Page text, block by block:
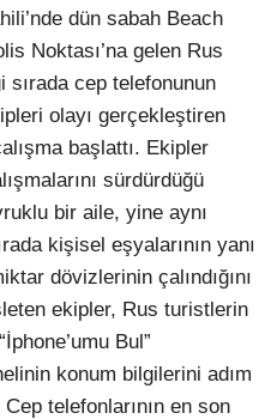
dün sabah Beach
Noktası’na gelen Rus
cep telefonunun
olayı gerçekleştiren
başlattı. Ekipler
sürdürdüğü
bir aile, yine aynı
kişisel eşyalarının yanı
dövizlerinin çalındığını
ekipler, Rus turistlerin
Bul”
konum bilgilerini adım
telefonlarının en son